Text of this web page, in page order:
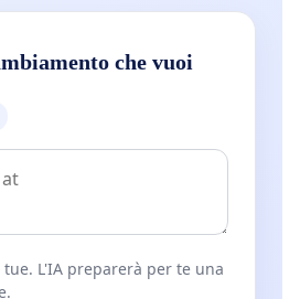
che vuoi
L'IA preparerà per te una